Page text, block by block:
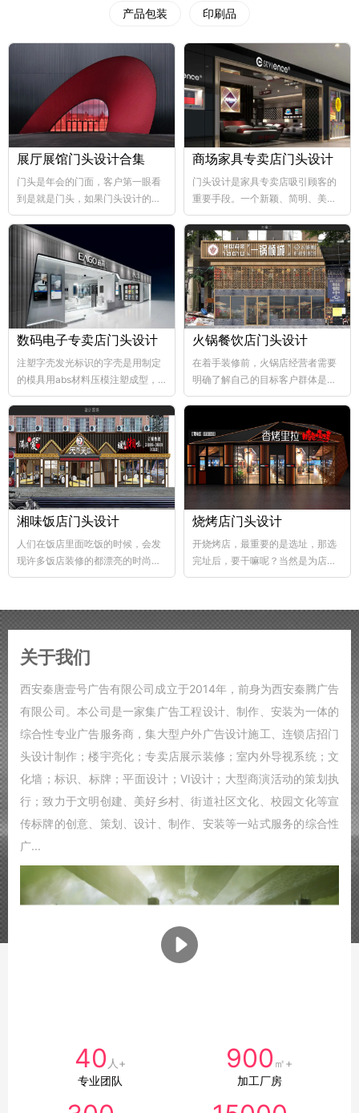
产品包装 印刷品
展厅展馆门头设计合集
门头是年会的门面，客户第一眼看
到是就是门头，如果门头设计的比
较好，那年会也向...
商场家具专卖店门头设计
门头设计是家具专卖店吸引顾客的
重要手段。一个新颖、简明、美观
大方的门...
数码电子专卖店门头设计
注塑字壳发光标识的字壳是用制定
的模具用abs材料压模注塑成型，
abs韧性好、不易破碎...
火锅餐饮店门头设计
在着手装修前，火锅店经营者需要
明确了解自己的目标客户群体是哪
个层次，这样...
湘味饭店门头设计
人们在饭店里面吃饭的时候，会发
现许多饭店装修的都漂亮的时尚，
好的饭店装修，也能够...
烧烤店门头设计
开烧烤店，最重要的是选址，那选
完址后，要干嘛呢？当然是为店铺
装修了，要知道烧烤店的装修...
关于我们
西安秦唐壹号广告有限公司成立于2014年，前身为西安秦腾广告
有限公司。本公司是一家集广告工程设计、制作、安装为一体的
综合性专业广告服务商，集大型户外广告设计施工、连锁店招门
头设计制作；楼宇亮化；专卖店展示装修；室内外导视系统；文
化墙；标识、标牌；平面设计；VI设计；大型商演活动的策划执
行；致力于文明创建、美好乡村、街道社区文化、校园文化等宣
传标牌的创意、策划、设计、制作、安装等一站式服务的综合性
广...
40 人+
专业团队
900 ㎡+
加工厂房